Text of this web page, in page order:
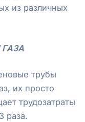
из различных
трубы
их просто
трудозатраты
раза.